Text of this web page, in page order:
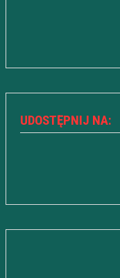
UDOSTĘPNIJ NA: